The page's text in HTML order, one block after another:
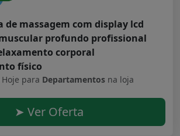
de massagem com display lcd
profundo profissional
corporal
físico
para Departamentos na loja
➤ Ver Oferta